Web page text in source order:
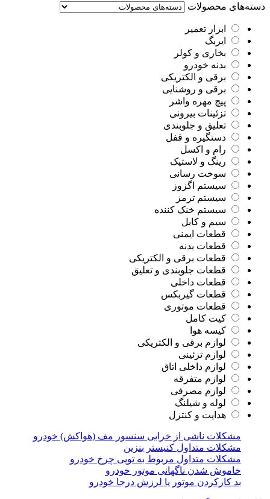
دسته‌های محصولات
ابزار تعمیر
ایربگ
بخاری و کولر
بدنه خودرو
برقی و الکتریکی
برقی و روشنایی
پیچ مهره واشر
تزئینات بیرونی
تعلیق و جلوبندی
دستگیره و قفل
رام و اکسل
رینگ و لاستیک
سوخت رسانی
سیستم اگزوز
سیستم ترمز
سیستم خنک کننده
سیم و کابل
قطعات ایمنی
قطعات بدنه
قطعات برقی و الکتریکی
قطعات جلوبندی و تعلیق
قطعات داخلی
قطعات گیربکس
قطعات موتوری
کیت کامل
کیسه هوا
لوازم برقی و الکتریکی
لوازم تزئینی
لوازم داخلی اتاق
لوازم متفرقه
لوازم مصرفی
لوله و شیلنگ
هدایت و کنترل
مشکلات ناشی از خرابی سنسور مف (هواکش) خودرو
مشکلات متداول کنیستر بنزین
مشکلات متداول مربوط به توپی چرخ خودرو
خاموش شدن ناگهانی موتور خودرو
بد کارکردن موتور یا لرزش درجا خودرو